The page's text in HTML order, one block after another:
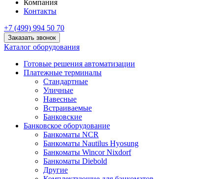
Компания
Контакты
+7 (499) 994 50 70
Заказать звонок
Каталог оборудования
Готовые решения автоматизации
Платежные терминалы
Стандартные
Уличные
Навесные
Встраиваемые
Банковские
Банковское оборудование
Банкоматы NCR
Банкоматы Nautilus Hyosung
Банкоматы Wincor Nixdorf
Банкоматы Diebold
Другие